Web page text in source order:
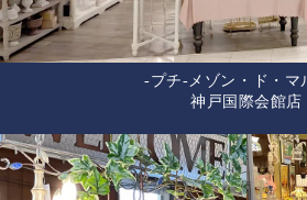
-プチ-メゾン・ド・マ
神戸国際会館店